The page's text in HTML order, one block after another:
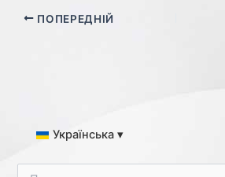
ПОПЕРЕДНІЙ
Українська ▾